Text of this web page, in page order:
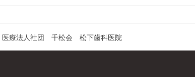
医療法人社団 千松会 松下歯科医院